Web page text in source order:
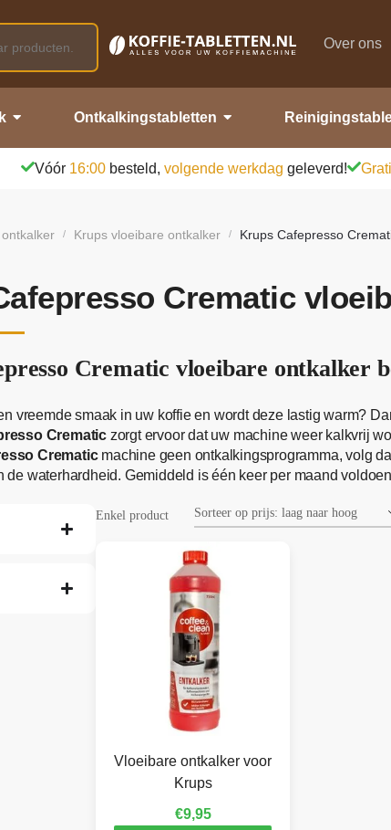
Over ons
Ontkalkingstabletten
Vóór 16:00 besteld, volgende werkdag geleverd!
/ Krups vloeibare ontkalker / Krups Cafepresso
Crematic
Crematic vloeibare ontkalker
vreemde smaak in uw koffie en wordt deze lastig warm?
Crematic zorgt ervoor dat uw machine weer kalkvrij
Crematicmachine geen ontkalkingsprogramma, volg
de waterhardheid. Gemiddeld is één keer per maand
Enkel product
Vloeibare ontkalker voor
Krups
€9,95